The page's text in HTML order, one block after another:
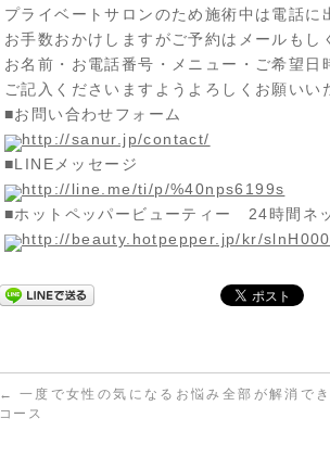
プライベートサロンのため施術中は電話に
お手数おかけしますがご予約はメールもし
お名前・お電話番号・メニュー・ご希望日
ご記入くださいますようよろしくお願いい
■お問い合わせフォーム
http://sanur.jp/contact/
■LINEメッセージ
http://line.me/ti/p/%40nps6199s
■ホットペッパービューティー 24時間ネ
http://beauty.hotpepper.jp/kr/
←
一度で女性の気になるお悩み全部が解消で
コース